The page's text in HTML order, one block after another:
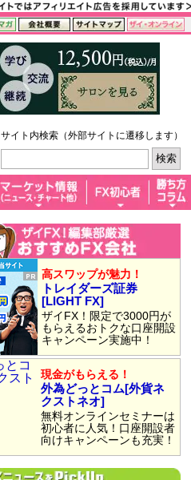
サイト内検索（外部サイトに遷移します）
高スワップが魅力！
トレイダーズ証券
[LIGHT FX]
ザイFX！限定で3000円が
もらえるおトクな口座開設
キャンペーン実施中！
現金がもらえる！
外為どっとコム[外貨ネ
クストネオ]
無料オンラインセミナーは
初心者に人気！口座開設者
向けキャンペーンも充実！